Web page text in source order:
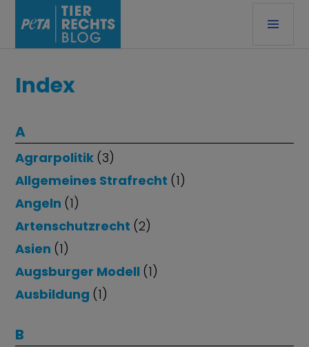
Inhalt
springen
Index
A
Agrarpolitik (3)
Allgemeines Strafrecht (1)
Angeln (1)
Artenschutzrecht (2)
Asien (1)
Augsburger Modell (1)
Ausbildung (1)
B